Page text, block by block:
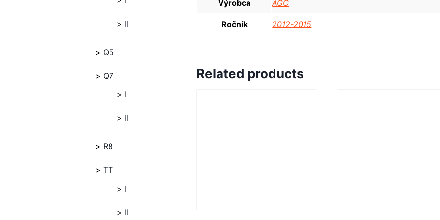
Výrobca AGC
Ročník 2012-2015
Related products
II
Q5
Q7
I
II
R8
TT
I
II